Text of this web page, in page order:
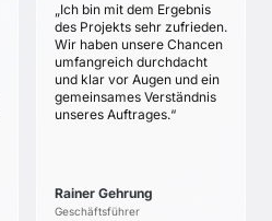
Ausbau der
Marktposition
ausgeschöpft werden.
„Ich bin mit dem Ergebnis
des Projekts sehr zufrieden.
Wir haben unsere Chancen
umfangreich durchdacht
und klar vor Augen und ein
gemeinsames Verständnis
unseres Auftrages.“
Rainer Gehrung
Geschäftsführer
Vision für das SCMT.